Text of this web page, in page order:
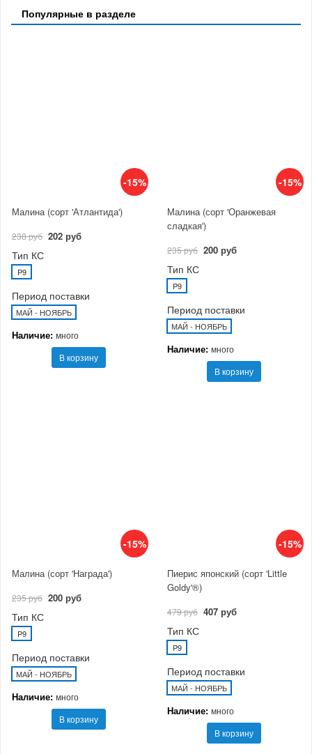
Популярные в разделе
-15%
Малина (сорт 'Атлантида')
238 руб 202 руб
Тип КС
P9
Период поставки
МАЙ - НОЯБРЬ
Наличие: много
В корзину
-15%
Малина (сорт 'Оранжевая
сладкая')
235 руб 200 руб
Тип КС
P9
Период поставки
МАЙ - НОЯБРЬ
Наличие: много
В корзину
-15%
Малина (сорт 'Награда')
235 руб 200 руб
Тип КС
P9
Период поставки
МАЙ - НОЯБРЬ
Наличие: много
В корзину
-15%
Пиерис японский (сорт 'Little
Goldy'®)
479 руб 407 руб
Тип КС
P9
Период поставки
МАЙ - НОЯБРЬ
Наличие: много
В корзину